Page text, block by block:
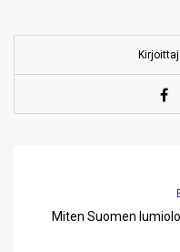
Miten Suomen